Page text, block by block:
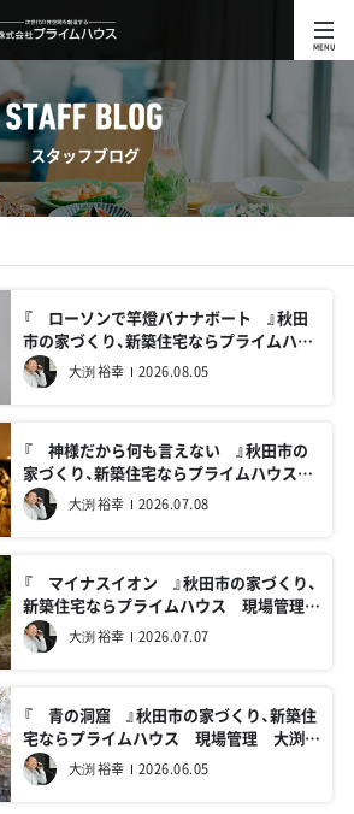
スタッフブログ
『 ローソンで竿燈バナナボート 』秋田
市の家づくり、新築住宅ならプライムハウ
ス 現場管理 大渕裕幸
大渕 裕幸 2026.08.05
『 神様だから何も言えない 』秋田市の
家づくり、新築住宅ならプライムハウス
現場管理 大渕裕幸
大渕 裕幸 2026.07.08
『 マイナスイオン 』秋田市の家づくり、
新築住宅ならプライムハウス 現場管理
大渕裕幸大渕 裕幸 2026.07.07
『 青の洞窟 』秋田市の家づくり、新築住
宅ならプライムハウス 現場管理 大渕裕
幸
大渕 裕幸 2026.06.05
MENU